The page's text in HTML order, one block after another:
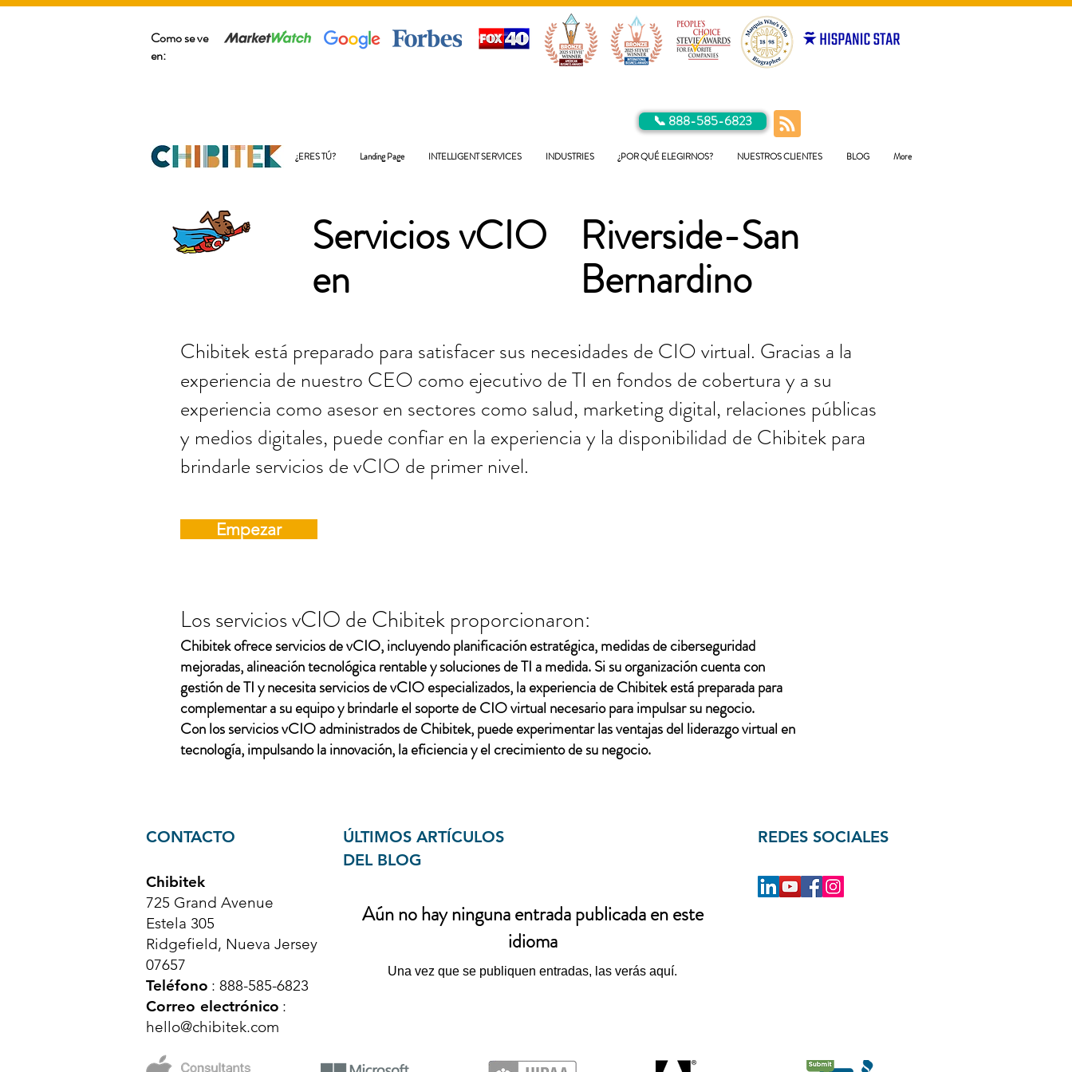
Como se ve
en:
📞 888-585-6823
¿ERES TÚ? Landing Page INTELLIGENT SERVICES INDUSTRIES ¿POR QUÉ ELEGIRNOS? NUESTROS CLIENTES BLOG More
Servicios vCIO
en
Riverside-San
Bernardino
Chibitek está preparado para satisfacer sus necesidades de CIO virtual. Gracias a la
experiencia de nuestro CEO como ejecutivo de TI en fondos de cobertura y a su
experiencia como asesor en sectores como salud, marketing digital, relaciones públicas
y medios digitales, puede confiar en la experiencia y la disponibilidad de Chibitek para
brindarle servicios de vCIO de primer nivel.
Empezar
Los servicios vCIO de Chibitek proporcionaron:
Chibitek ofrece servicios de vCIO, incluyendo planificación estratégica, medidas de ciberseguridad
mejoradas, alineación tecnológica rentable y soluciones de TI a medida. Si su organización cuenta con
gestión de TI y necesita servicios de vCIO especializados, la experiencia de Chibitek está preparada para
complementar a su equipo y brindarle el soporte de CIO virtual necesario para impulsar su negocio.
Con los servicios vCIO administrados de Chibitek, puede experimentar las ventajas del liderazgo virtual en
tecnología, impulsando la innovación, la eficiencia y el crecimiento de su negocio.
CONTACTO
Chibitek
725 Grand Avenue
Estela 305
Ridgefield, Nueva Jersey
07657
Teléfono : 888-585-6823
Correo electrónico :
hello@chibitek.com
ÚLTIMOS ARTÍCULOS
DEL BLOG
Aún no hay ninguna entrada publicada en este
idioma
Una vez que se publiquen entradas, las verás aquí.
REDES SOCIALES